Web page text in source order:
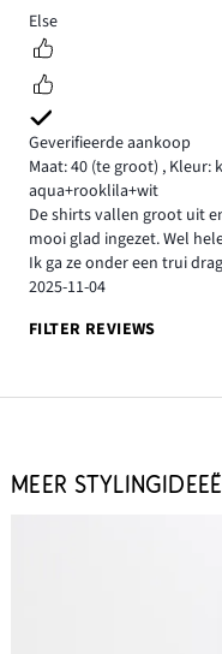
3
Else
Geverifieerde aankoop
Maat: 40 (te groot) , Kleur:
aqua+rooklila+wit
De shirts vallen groot uit
mooi glad ingezet. Wel
Ik ga ze onder een trui
2025-11-04
FILTER REVIEWS
MEER